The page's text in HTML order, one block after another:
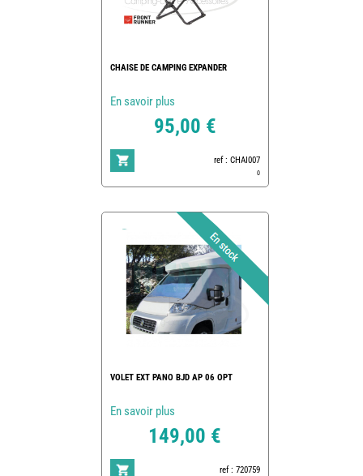
CHAISE DE CAMPING EXPANDER
En savoir plus
95,00 €
ref : CHAI007
0
VOLET EXT PANO BJD AP 06 OPT
En savoir plus
149,00 €
ref : 720759